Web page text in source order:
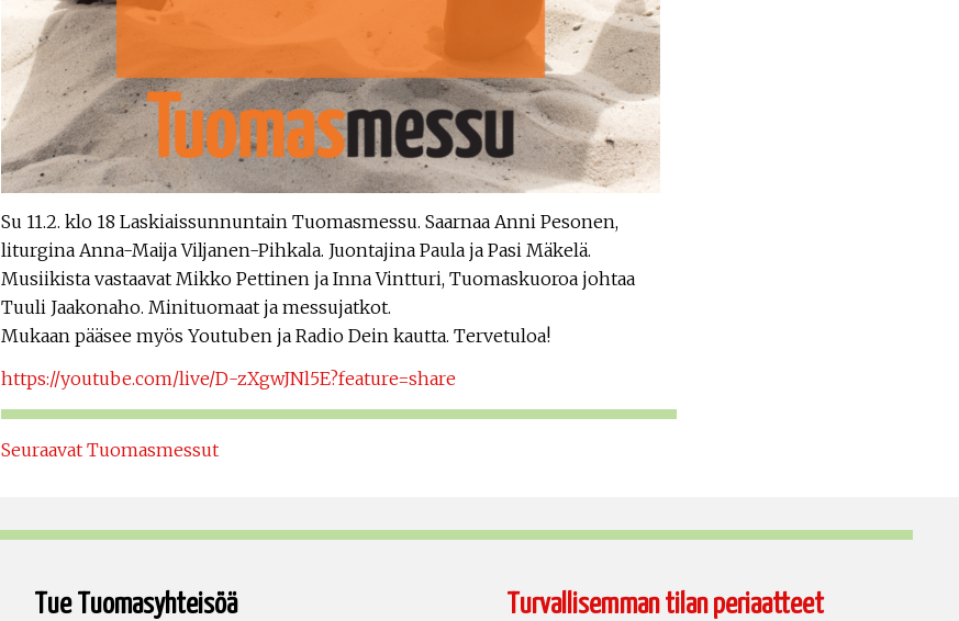
Su 11.2. klo 18 Laskiaissunnuntain Tuomasmessu. Saarnaa Anni Pesonen,
liturgina Anna-Maija Viljanen-Pihkala. Juontajina Paula ja Pasi Mäkelä.
Musiikista vastaavat Mikko Pettinen ja Inna Vintturi, Tuomaskuoroa johtaa
Tuuli Jaakonaho. Minituomaat ja messujatkot.
Mukaan pääsee myös Youtuben ja Radio Dein kautta. Tervetuloa!
https://youtube.com/live/D-zXgwJNl5E?feature=share
Seuraavat Tuomasmessut
Tue Tuomasyhteisöä Turvallisemman tilan periaatteet